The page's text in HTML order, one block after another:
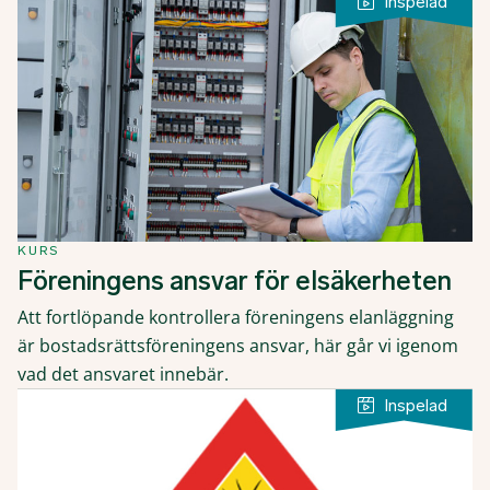
KURS
Föreningens ansvar för elsäkerheten
Att fortlöpande kontrollera föreningens elanläggning
är bostadsrättsföreningens ansvar, här går vi igenom
vad det ansvaret innebär.